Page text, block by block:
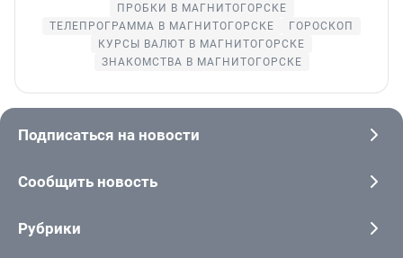
ПРОБКИ В МАГНИТОГОРСКЕ
ТЕЛЕПРОГРАММА В МАГНИТОГОРСКЕ
ГОРОСКОП
КУРСЫ ВАЛЮТ В МАГНИТОГОРСКЕ
ЗНАКОМСТВА В МАГНИТОГОРСКЕ
Подписаться на новости
Сообщить новость
Рубрики